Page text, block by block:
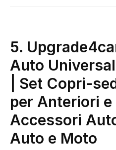
5.
Auto
| Set Copri-
per Anteriori e
Accessori
Auto e Moto